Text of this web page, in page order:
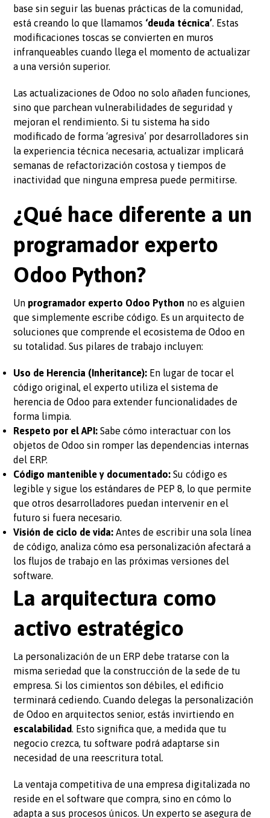
base sin seguir las buenas prácticas de la comunidad,
está creando lo que llamamos ‘deuda técnica’ . Estas
modificaciones toscas se convierten en muros
infranqueables cuando llega el momento de actualizar
a una versión superior.
Las actualizaciones de Odoo no solo añaden funciones,
sino que parchean vulnerabilidades de seguridad y
mejoran el rendimiento. Si tu sistema ha sido
modificado de forma ‘agresiva’ por desarrolladores sin
la experiencia técnica necesaria, actualizar implicará
semanas de refactorización costosa y tiempos de
inactividad que ninguna empresa puede permitirse.
¿Qué hace diferente a un
programador experto
Odoo Python?
Un programador experto Odoo Python no es alguien
que simplemente escribe código. Es un arquitecto de
soluciones que comprende el ecosistema de Odoo en
su totalidad. Sus pilares de trabajo incluyen:
Uso de Herencia (Inheritance): En lugar de tocar el
código original, el experto utiliza el sistema de
herencia de Odoo para extender funcionalidades de
forma limpia.
Respeto por el API: Sabe cómo interactuar con los
objetos de Odoo sin romper las dependencias internas
del ERP.
Código mantenible y documentado: Su código es
legible y sigue los estándares de PEP 8, lo que permite
que otros desarrolladores puedan intervenir en el
futuro si fuera necesario.
Visión de ciclo de vida: Antes de escribir una sola línea
de código, analiza cómo esa personalización afectará a
los flujos de trabajo en las próximas versiones del
software.
La arquitectura como
activo estratégico
La personalización de un ERP debe tratarse con la
misma seriedad que la construcción de la sede de tu
empresa. Si los cimientos son débiles, el edificio
terminará cediendo. Cuando delegas la personalización
de Odoo en arquitectos senior, estás invirtiendo en
escalabilidad . Esto significa que, a medida que tu
negocio crezca, tu software podrá adaptarse sin
necesidad de una reescritura total.
La ventaja competitiva de una empresa digitalizada no
reside en el software que compra, sino en cómo lo
adapta a sus procesos únicos. Un experto se asegura de